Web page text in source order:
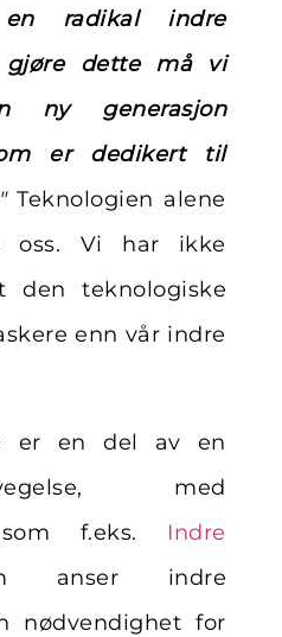
radikal indre
dette må vi
ny generasjon
er dedikert til
"Teknologien alene
oss. Vi har ikke
teknologiske
enn vår indre
er en del av en
med
som f.eks. Indre
anser indre
nødvendighet for